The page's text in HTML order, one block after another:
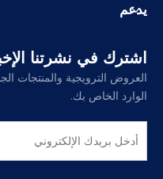
يدعم
اشترك في نشرتنا
العروض الترويجية والمنتجات
الوارد الخاص بك.